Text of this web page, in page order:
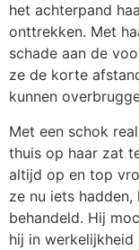
het achterpand
onttrekken. Met
schade aan de
ze de korte
kunnen
Met een schok
thuis op haar zat
altijd op en top
ze nu iets hadden,
behandeld. Hij
hij in